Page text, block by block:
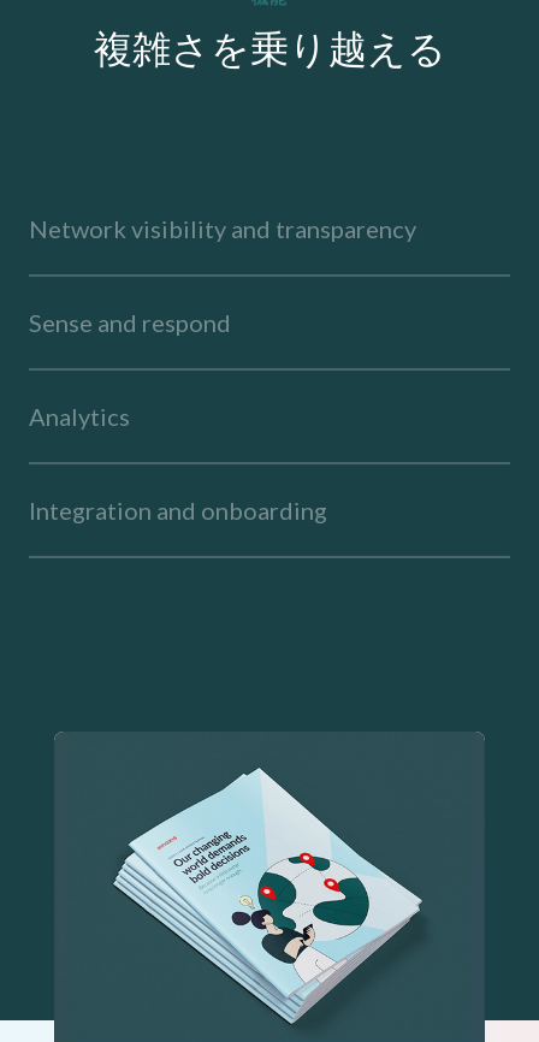
複雑さを乗り越える
Network visibility and transparency
Sense and respond
Analytics
Integration and onboarding